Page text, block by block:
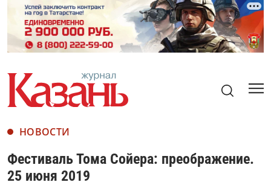
НОВОСТИ
Фестиваль Тома Сойера: преображение.
25 июня 2019